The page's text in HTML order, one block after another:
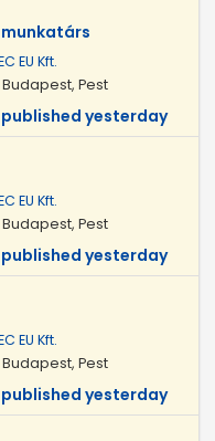
EU Kft.
Pest
published yesterday
EU Kft.
Pest
published yesterday
EU Kft.
Pest
published yesterday